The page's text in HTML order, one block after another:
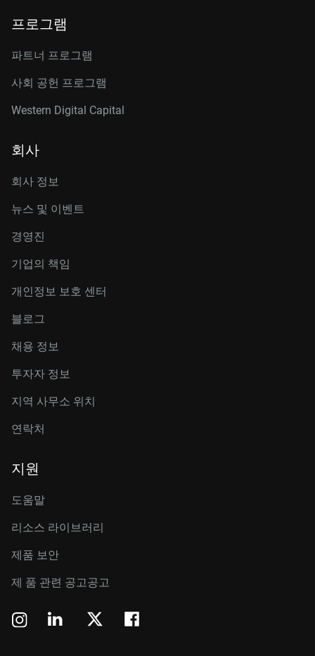
프로그램
파트너 프로그램
사회 공헌 프로그램
Western Digital Capital
회사
회사 정보
뉴스 및 이벤트
경영진
기업의 책임
개인정보 보호 센터
블로그
채용 정보
투자자 정보
지역 사무소 위치
연락처
지원
도움말
리소스 라이브러리
제품 보안
제 품 관련 공고공고